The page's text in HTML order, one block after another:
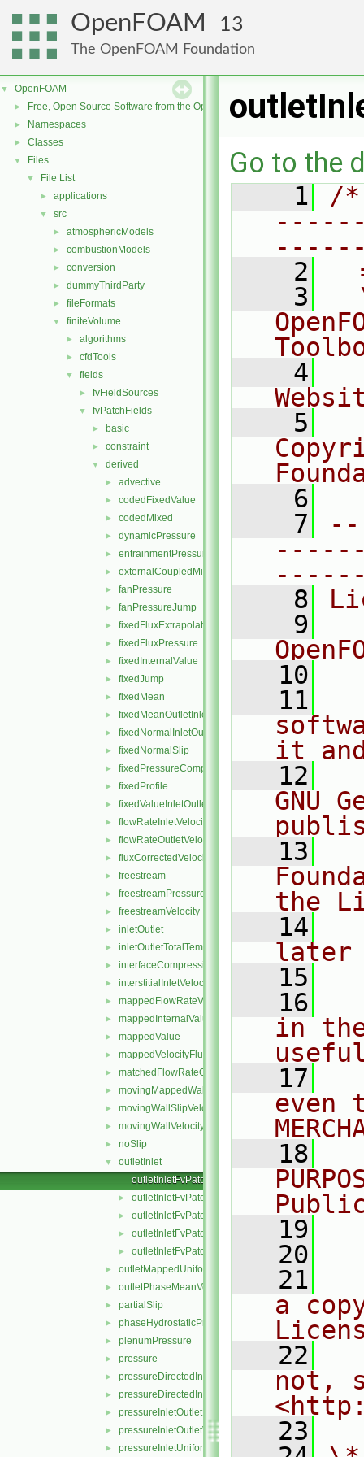
OpenFOAM 13
The OpenFOAM Foundation
▼ OpenFOAM
► Free, Open Source Software from the OpenFOAM Foundation
► Namespaces
► Classes
▼ Files
▼ File List
► applications
▼ src
► atmosphericModels
► combustionModels
► conversion
► dummyThirdParty
► fileFormats
▼ finiteVolume
► algorithms
► cfdTools
▼ fields
► fvFieldSources
▼ fvPatchFields
► basic
► constraint
▼ derived
► advective
► codedFixedValue
► codedMixed
► dynamicPressure
► entrainmentPressure
► externalCoupledMixed
► fanPressure
► fanPressureJump
► fixedFluxExtrapolatedPressure
► fixedFluxPressure
► fixedInternalValue
► fixedJump
► fixedMean
► fixedMeanOutletInlet
► fixedNormalInletOutletVelocity
► fixedNormalSlip
► fixedPressureCompressibleDensity
► fixedProfile
► fixedValueInletOutlet
► flowRateInletVelocity
► flowRateOutletVelocity
► fluxCorrectedVelocity
► freestream
► freestreamPressure
► freestreamVelocity
► inletOutlet
► inletOutletTotalTemperature
► interfaceCompression
► interstitialInletVelocity
► mappedFlowRateVelocity
► mappedInternalValue
► mappedValue
► mappedVelocityFlux
► matchedFlowRateOutletVelocity
► movingMappedWallVelocity
► movingWallSlipVelocity
► movingWallVelocity
► noSlip
▼
outletInlet
outletInletFvPatchField.C
► outletInletFvPatchField.H
► outletInletFvPatchFields.C
► outletInletFvPatchFields.H
► outletInletFvPatchFieldsFwd.H
► outletMappedUniformInlet
► outletPhaseMeanVelocity
► partialSlip
► phaseHydrostaticPressure
► plenumPressure
► pressure
► pressureDirectedInletOutletVelocity
► pressureDirectedInletVelocity
► pressureInletOutletParSlipVelocity
► pressureInletOutletVelocity
► pressureInletUniformVelocity
Go to the
    1
/
    2
    3
    4
    5
    6
    7
    8
    9
   10
   11
it
   12
GNU
   13
the
   14
later
   15
   16
in
   17
even
   18
   19
   20
   21
a
   22
not,
   23